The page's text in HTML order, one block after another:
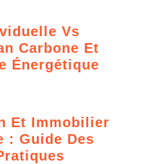
Vs
Carbone Et
Énergétique
Et Immobilier
: Guide Des